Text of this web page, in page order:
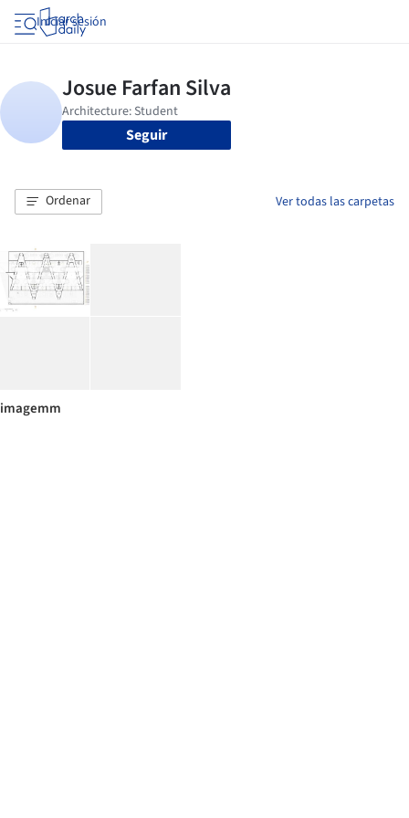
Iniciar sesión
Seguir
Ordenar Ver todas las carpetas
imagemm